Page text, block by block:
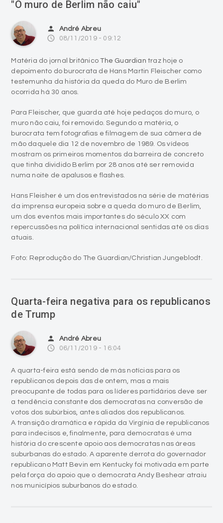
"O muro de Berlim não caiu"
person André Abreu
access_time 08/11/2019 - 09:12
Matéria do jornal britânicoThe Guardiantraz hoje o
depoimento do burocrata de Hans Martin Fleischer como
testemunha da história da queda do Muro de Berlim
ocorrida há 30 anos.
Para Fleischer, que guarda até hoje pedaços do muro, o
muro não caiu, foi removido. Segundo a matéria, o
burocrata tem fotografias e filmagem de sua câmera de
mão daquele dia 12 de novembro de 1989. Os vídeos
mostram os primeiros momentos da barreira de concreto
que tinha dividido Berlim por 28 anos até ser removida
numa noite de apalusos e flashes.
Hans Fleisher é um dos entrevistados na série de matérias
da imprensa europeia sobre a queda do muro de Berlim,
um dos eventos mais importantes do século XX com
repercussões na política internacional sentidas até os dias
atuais.
Foto: Reprodução do The Guardian/Christian Jungeblodt.
Quarta-feira negativa para os republicanos
de Trump
person André Abreu
access_time 06/11/2019 - 16:04
A quarta-feira está sendo de más notícias para os
republicanos depois das de ontem, mas a mais
preocupante de todas para os líderes partidários deve ser
a tendência constante dos democratas na conversão de
votos dos subúrbios, antes aliados dos republicanos.
A transição dramática e rápida da Virgínia de republicanos
para indecisos e, finalmente, para democratas é uma
história do crescente apoio aos democratas nas áreas
suburbanas do estado. A aparente derrota do governador
republicano Matt Bevin em Kentucky foi motivada em parte
pela força do apoio que o democrata Andy Beshear atraiu
nos municípios suburbanos do estado.